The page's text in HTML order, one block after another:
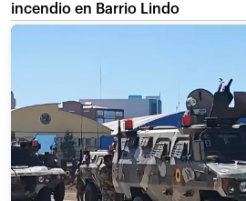
incendio en Barrio Lindo